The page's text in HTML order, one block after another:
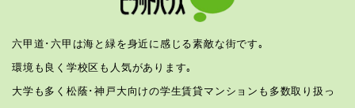
六甲道･六甲は海と緑を身近に感じる素敵な街です｡
環境も良く学校区も人気があります｡
大学も多く松蔭･神戸大向けの学生賃貸マンションも多数取り扱っ